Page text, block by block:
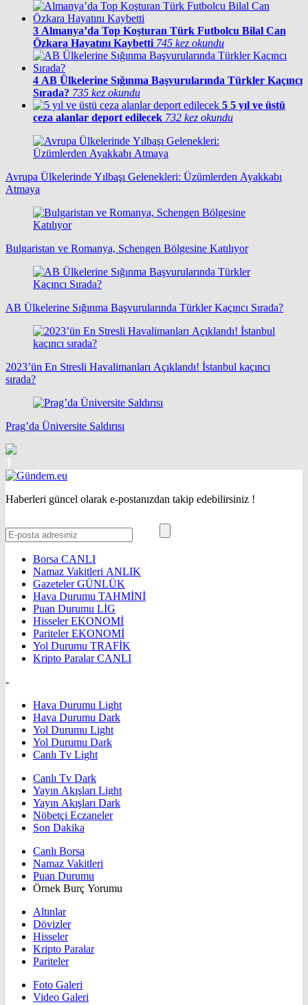
3 Almanya’da Top Koşturan Türk Futbolcu Bilal Can
Özkara Hayatını Kaybetti 745 kez okundu
4 AB Ülkelerine Sığınma Başvurularında Türkler Kaçıncı
Sırada? 735 kez okundu
5 5 yıl ve üstü
ceza alanlar deport edilecek 732 kez okundu
Avrupa Ülkelerinde Yılbaşı Gelenekleri: Üzümlerden Ayakkabı
Atmaya
Bulgaristan ve Romanya, Schengen Bölgesine Katılıyor
AB Ülkelerine Sığınma Başvurularında Türkler Kaçıncı Sırada?
2023’ün En Stresli Havalimanları Açıklandı! İstanbul kaçıncı
sırada?
Prag’da Üniversite Saldırısı
Haberleri güncel olarak e-postanızdan takip edebilirsiniz !
Borsa CANLI
Namaz Vakitleri ANLIK
GazetelerGÜNLÜK
Hava Durumu TAHMİNİ
Puan Durumu LİG
HisselerEKONOMİ
ParitelerEKONOMİ
Yol Durumu TRAFİK
Kripto ParalarCANLI
-
Hava Durumu Light
Hava Durumu Dark
Yol Durumu Light
Yol Durumu Dark
Canlı Tv Light
Canlı Tv Dark
Yayın Akışları Light
Yayın Akışları Dark
Nöbetçi Eczaneler
Son Dakika
Canlı Borsa
Namaz Vakitleri
Puan Durumu
Örnek Burç Yorumu
Altınlar
Dövizler
Hisseler
Kripto Paralar
Pariteler
Foto Galeri
Video Galeri